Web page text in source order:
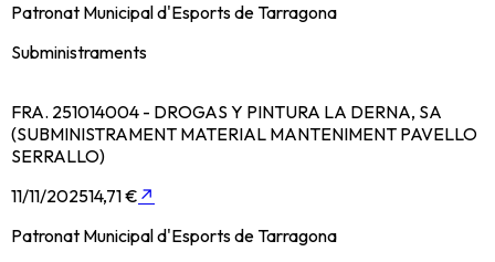
Patronat Municipal d'Esports de Tarragona
Subministraments
FRA. 251014004 - DROGAS Y PINTURA LA DERNA, SA
(SUBMINISTRAMENT MATERIAL MANTENIMENT PAVELLO
SERRALLO)
11/11/202514,71 € ↗
Patronat Municipal d'Esports de Tarragona